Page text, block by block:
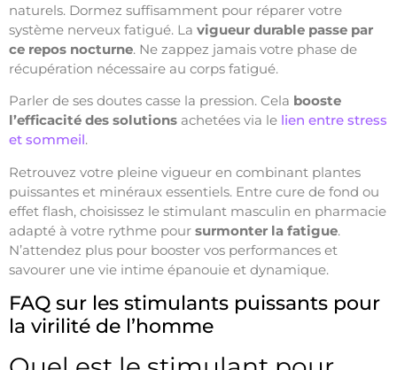
naturels. Dormez suffisamment pour réparer votre
système nerveux fatigué. La vigueur durable passe par
ce repos nocturne. Ne zappez jamais votre phase de
récupération nécessaire au corps fatigué.
Parler de ses doutes casse la pression. Cela booste
l’efficacité des solutions achetées via le lien entre stress
et sommeil.
Retrouvez votre pleine vigueur en combinant plantes
puissantes et minéraux essentiels. Entre cure de fond ou
effet flash, choisissez le stimulant masculin en pharmacie
adapté à votre rythme pour surmonter la fatigue.
N’attendez plus pour booster vos performances et
savourer une vie intime épanouie et dynamique.
FAQ sur les stimulants puissants pour
la virilité de l’homme